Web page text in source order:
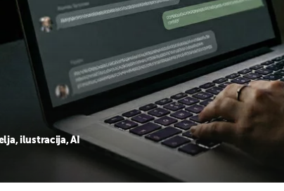
ilustracija, AI